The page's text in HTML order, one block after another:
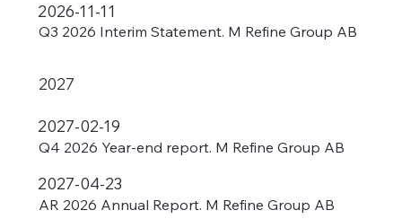
Q3 2026 Interim Statement. M Refine Group AB
2026-11-11
2027
Q4 2026 Year-end report. M Refine Group AB
2027-02-19
AR 2026 Annual Report. M Refine Group AB
2027-04-23